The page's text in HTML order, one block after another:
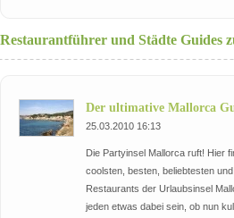
Restaurantführer und Städte Guides
Der ultimative Mallorca
25.03.2010 16:13
Die Partyinsel Mallorca ruft! Hier
coolsten, besten, beliebtesten
Restaurants der Urlaubsinsel
jeden etwas dabei sein, ob nun